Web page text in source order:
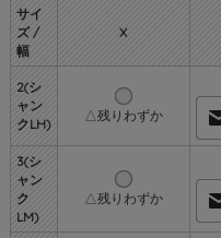
サイ
ズ /
幅
X
2(シ
ャン
クLH)
△残りわずか
3(シ
ャン
ク
LM)
△残りわずか